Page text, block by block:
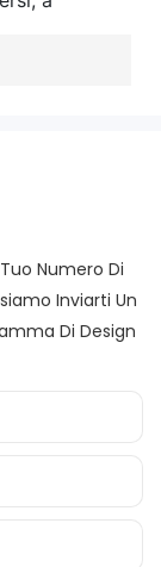
Numero Di
Inviarti Un
Di Design